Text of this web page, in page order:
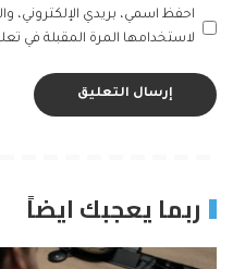
احفظ اسمي، بريدي الإلكتروني،
لاستخدامها المرة المقبلة في
ربما يعجبك ايضاً